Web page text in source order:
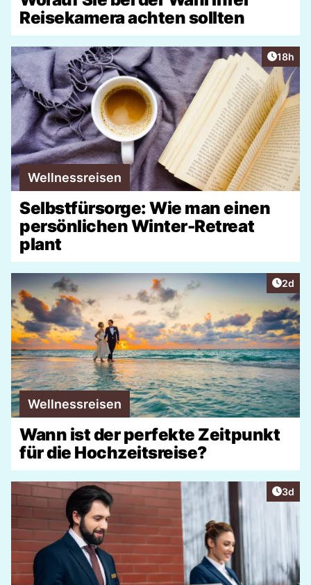
Reisekamera achten sollten
Artikel
18h
Wellnessreisen
Selbstfürsorge: Wie man einen
persönlichen Winter-Retreat
plant
2d
Wellnessreisen
Wann ist der perfekte Zeitpunkt
für die Hochzeitsreise?
3d